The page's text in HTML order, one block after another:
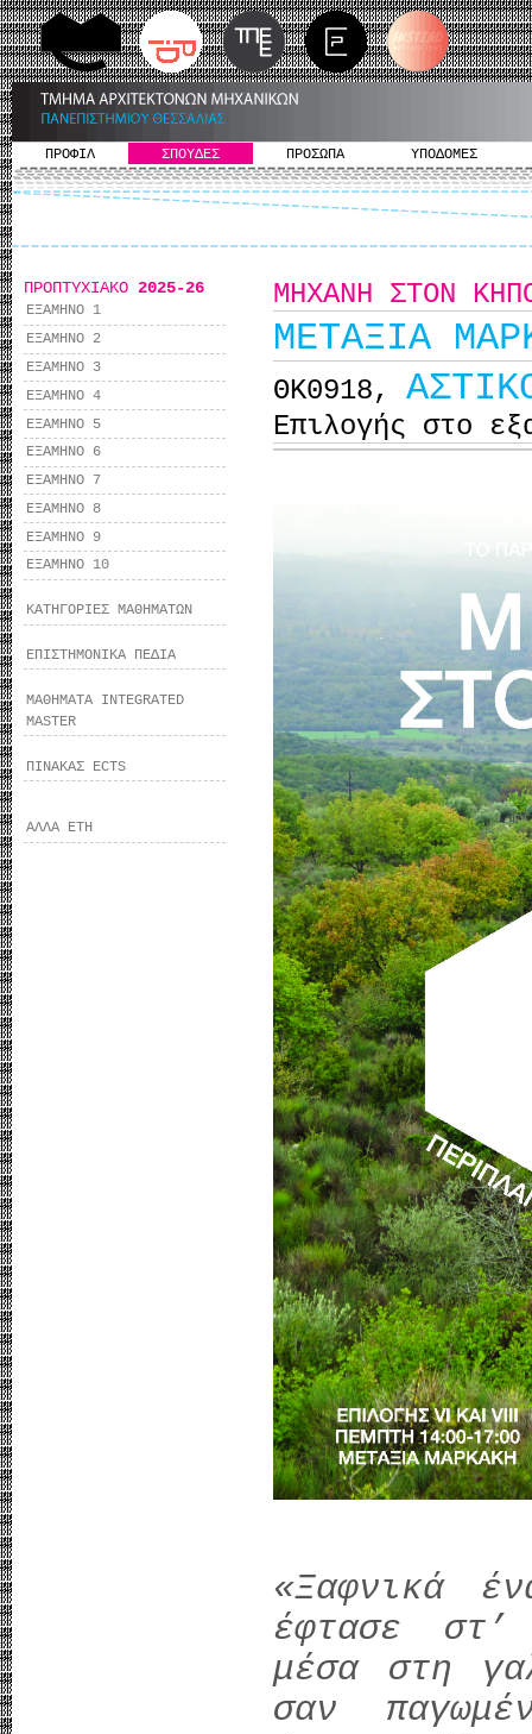
ΠΡΟΦΙΛ ΣΠΟΥΔΕΣ ΠΡΟΣΩΠΑ ΥΠΟΔΟΜΕΣ
ΠΡΟΠΤΥΧΙΑΚΟ 2025-26
ΕΞΑΜΗΝΟ 1
ΕΞΑΜΗΝΟ 2
ΕΞΑΜΗΝΟ 3
ΕΞΑΜΗΝΟ 4
ΕΞΑΜΗΝΟ 5
ΕΞΑΜΗΝΟ 6
ΕΞΑΜΗΝΟ 7
ΕΞΑΜΗΝΟ 8
ΕΞΑΜΗΝΟ 9
ΕΞΑΜΗΝΟ 10
ΚΑΤΗΓΟΡΙΕΣ ΜΑΘΗΜΑΤΩΝ
ΕΠΙΣΤΗΜΟΝΙΚΑ ΠΕΔΙΑ
ΜΑΘΗΜΑΤΑ INTEGRATED
MASTER
ΠΙΝΑΚΑΣ ECTS
ΑΛΛΑ ΕΤΗ
ΜΗΧΑΝΗ ΣΤΟΝ
ΜΕΤΑΞΙΑ
ΘΚ0918,
Επιλογής στο
«Ξαφνικά
έφτασε
μέσα στη
σαν